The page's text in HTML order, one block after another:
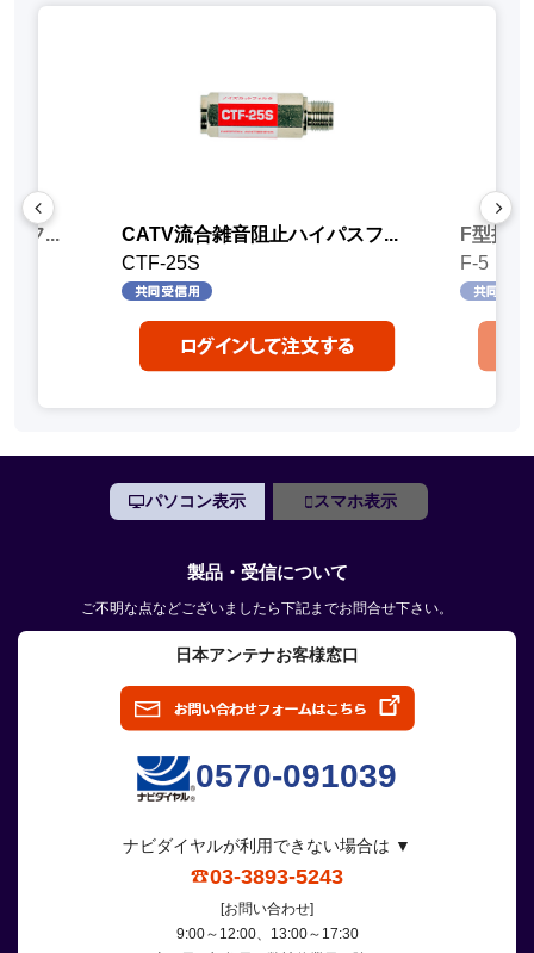
スフ...
CATV流合雑音阻止ハイパスフ...
CTF-25S
F型接栓
F-5
パソコン表示 スマホ表示
製品・受信について
ご不明な点などございましたら下記までお問合せ下さい。
日本アンテナお客様窓口
0570-091039
ナビダイヤルが利用できない場合は ▼
03-3893-5243
[お問い合わせ]
9:00～12:00、13:00～17:30